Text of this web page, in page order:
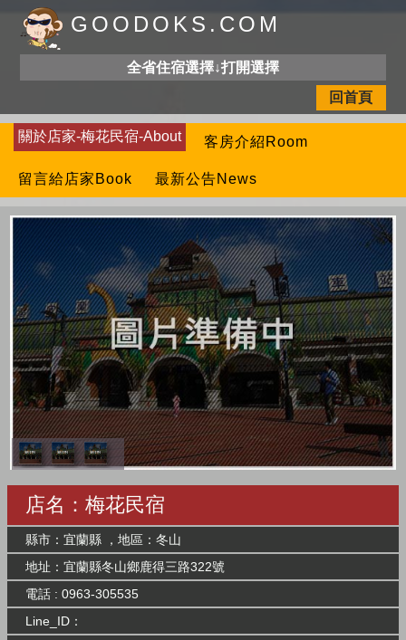
GOODOKS.COM
全省住宿選擇↓打開選擇
回首頁
關於店家-梅花民宿-About 客房介紹Room
留言給店家Book 最新公告News
店名：梅花民宿
縣市：宜蘭縣 ，地區：冬山
地址：宜蘭縣冬山鄉鹿得三路322號
電話 : 0963-305535
Line_ID：